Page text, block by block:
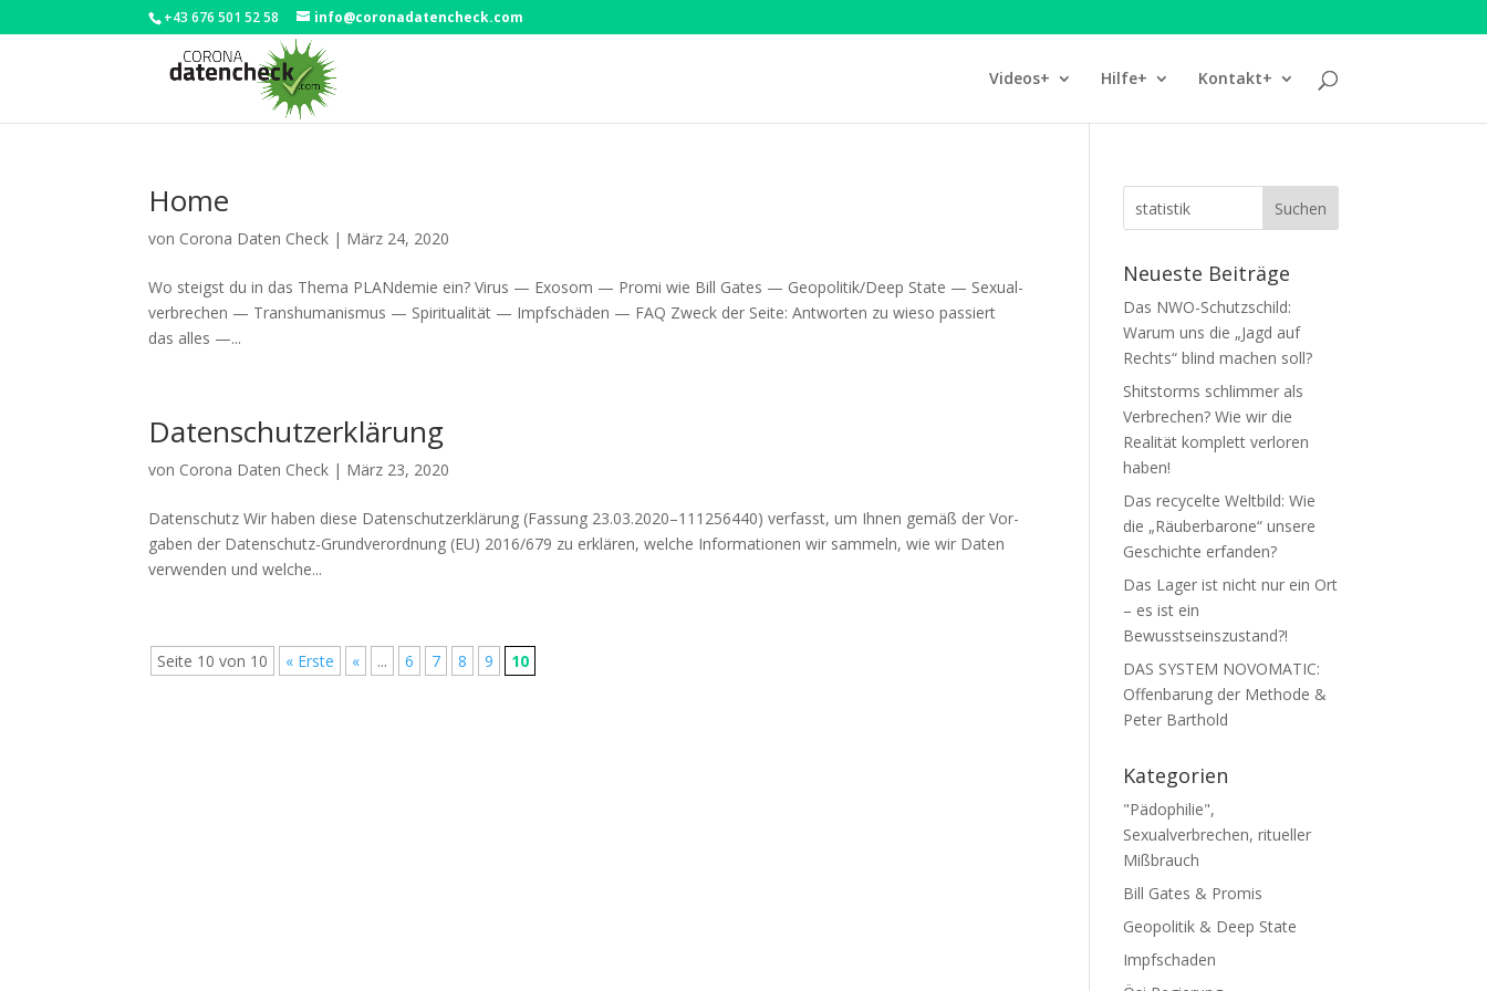
+43 676 501 52 58 info@coronadatencheck.com
Videos+ Hilfe+ Kontakt+
Home
von Corona Daten Check | März 24, 2020
Wo steigst du in das The­ma PLAN­de­mie ein? Virus — Exo­som — Pro­mi wie Bill Gates — Geopolitik/Deep Sta­te — Sexu­al­
ver­bre­chen — Trans­hu­ma­nis­mus — Spi­ri­tua­li­tät — Impf­schä­den — FAQ Zweck der Sei­te: Ant­wor­ten zu wie­so pas­siert
das alles —...
Datenschutzerklärung
von Corona Daten Check | März 23, 2020
Daten­schutz Wir haben die­se Daten­schutz­er­klä­rung (Fas­sung 23.03.2020–111256440) ver­fasst, um Ihnen gemäß der Vor­
ga­ben der Daten­schutz-Grund­ver­ord­nung (EU) 2016/679 zu erklä­ren, wel­che Infor­ma­tio­nen wir sam­meln, wie wir Daten
ver­wen­den und wel­che...
Seite 10 von 10 « Erste « ... 6 7 8 9 10
Neueste Beiträge
Das NWO-Schutzschild:
Warum uns die „Jagd auf
Rechts“ blind machen soll?
Shitstorms schlimmer als
Verbrechen? Wie wir die
Realität komplett verloren
haben!
Das recycelte Weltbild: Wie
die „Räuberbarone“ unsere
Geschichte erfanden?
Das Lager ist nicht nur ein Ort
– es ist ein
Bewusstseinszustand?!
DAS SYSTEM NOVOMATIC:
Offenbarung der Methode &
Peter Barthold
Kategorien
"Pädophilie",
Sexualverbrechen, ritueller
Mißbrauch
Bill Gates & Promis
Geopolitik & Deep State
Impfschaden